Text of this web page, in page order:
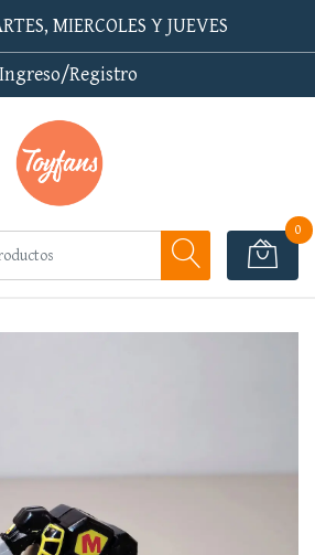
MIERCOLES Y JUEVES
Ingreso/Registro
0